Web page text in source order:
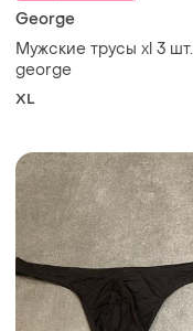
George
Мужские трусы xl 3 шт.
george
XL